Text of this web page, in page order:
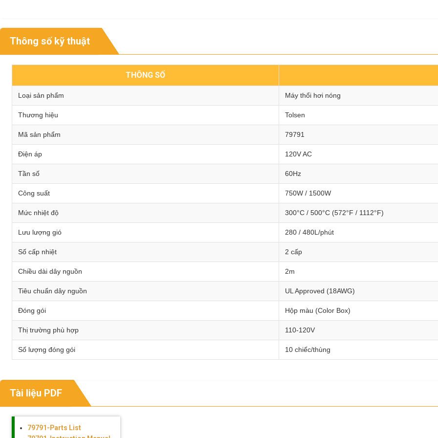
Thông số kỹ thuật
THÔNG SỐ
Loại sản phẩm Máy thổi hơi nóng
Thương hiệu Tolsen
Mã sản phẩm 79791
Điện áp 120V AC
Tần số 60Hz
Công suất 750W / 1500W
Mức nhiệt độ 300°C / 500°C (572°F / 1112°F)
Lưu lượng gió 280 / 480L/phút
Số cấp nhiệt 2 cấp
Chiều dài dây nguồn 2m
Tiêu chuẩn dây nguồn UL Approved (18AWG)
Đóng gói Hộp màu (Color Box)
Thị trường phù hợp 110-120V
Số lượng đóng gói 10 chiếc/thùng
Tài liệu PDF
79791-Parts List